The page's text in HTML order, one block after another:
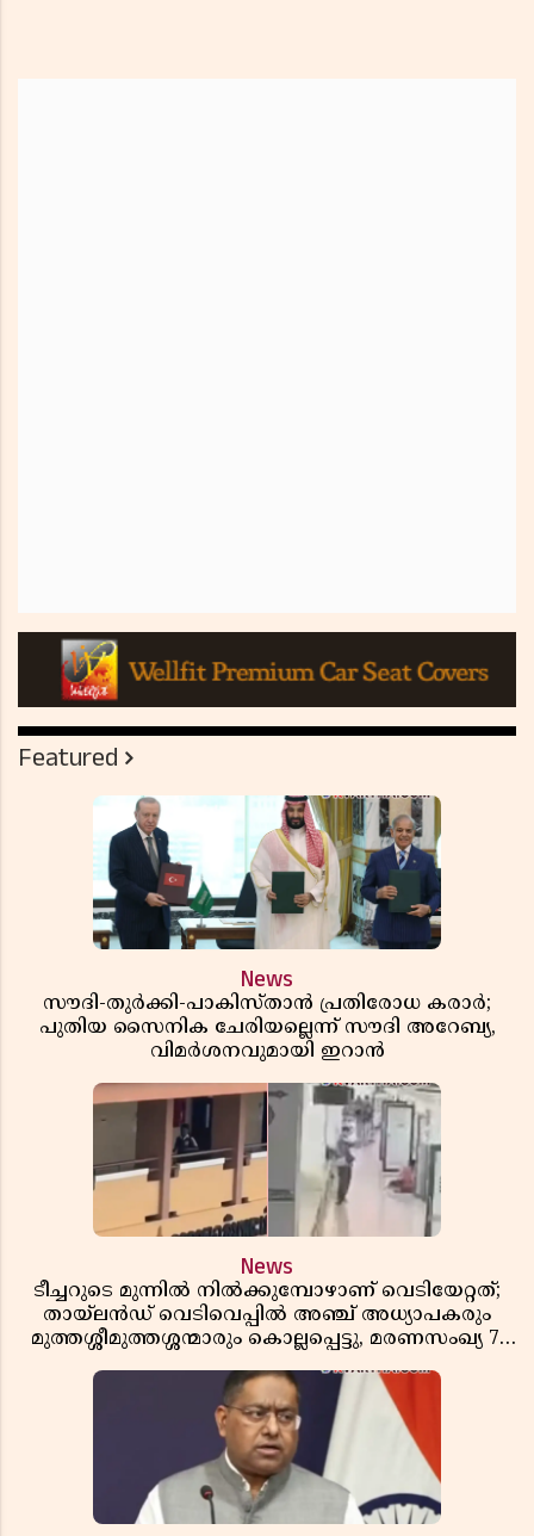
Featured
News
സൗദി-തുർക്കി-പാകിസ്താൻ പ്രതിരോധ കരാർ;
പുതിയ സൈനിക ചേരിയല്ലെന്ന് സൗദി അറേബ്യ,
വിമർശനവുമായി ഇറാൻ
News
ടീച്ചറുടെ മുന്നിൽ നിൽക്കുമ്പോഴാണ് വെടിയേറ്റത്;
തായ്‌ലൻഡ് വെടിവെപ്പിൽ അഞ്ച് അധ്യാപകരും
മുത്തശ്ശീമുത്തശ്ശന്മാരും കൊല്ലപ്പെട്ടു, മരണസംഖ്യ 7;